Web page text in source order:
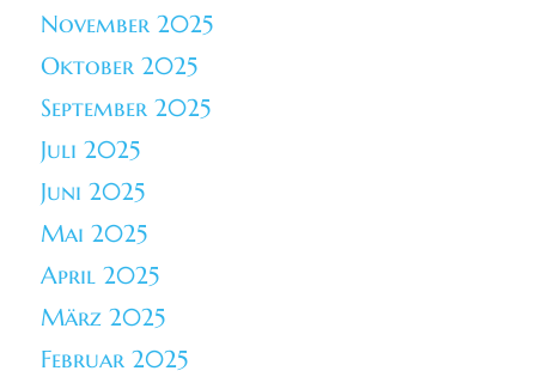
November 2025
Oktober 2025
September 2025
Juli 2025
Juni 2025
Mai 2025
April 2025
März 2025
Februar 2025